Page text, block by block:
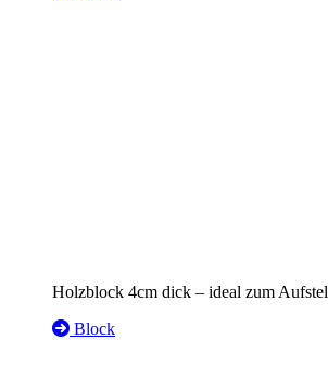
Holzblock 4cm dick – ideal zum
Block